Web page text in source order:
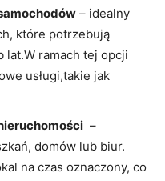
‌– idealny⁤
które​ potrzebują
‌ramach tej⁢ opcji
usługi,takie ​jak
⁤ –
domów lub⁤ biur.⁤
‍na czas oznaczony, co